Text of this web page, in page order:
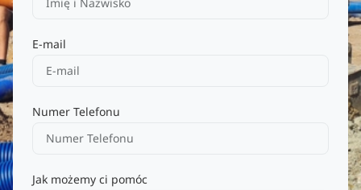
E-mail
Numer Telefonu
Jak możemy ci pomóc